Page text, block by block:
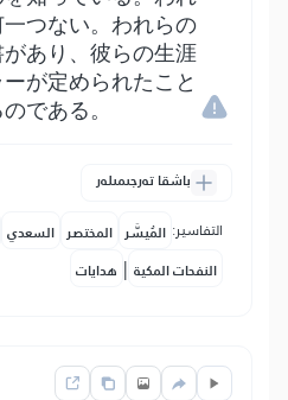
つない。われらの
あり、彼らの生涯
が定められたこと
である。
باشقا تەرجىمىلەر
التفاسير: المُيسَّر المختصر السعدي
النفحات المكية | هدايات